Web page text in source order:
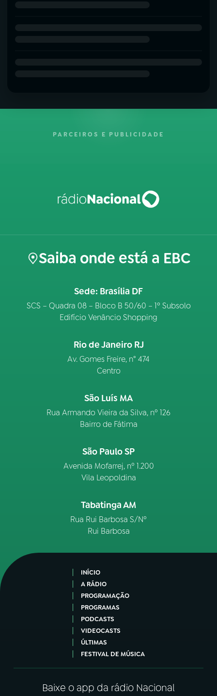
PARCEIROS E PUBLICIDADE
Saiba onde está a EBC
Sede: Brasília DF
SCS – Quadra 08 – Bloco B 50/60 – 1º Subsolo
Edifício Venâncio Shopping
Rio de Janeiro RJ
Av. Gomes Freire, n° 474
Centro
São Luís MA
Rua Armando Vieira da Silva, nº 126
Bairro de Fátima
São Paulo SP
Avenida Mofarrej, nº 1.200
Vila Leopoldina
Tabatinga AM
Rua Rui Barbosa S/Nº
Rui Barbosa
INÍCIO
A RÁDIO
PROGRAMAÇÃO
PROGRAMAS
PODCASTS
VIDEOCASTS
ÚLTIMAS
FESTIVAL DE MÚSICA
Baixe o app da rádio Nacional